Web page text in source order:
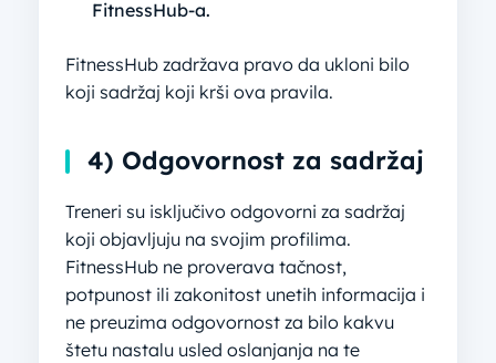
FitnessHub-a.
FitnessHub zadržava pravo da ukloni bilo
koji sadržaj koji krši ova pravila.
4) Odgovornost za sadržaj
Treneri su isključivo odgovorni za sadržaj
koji objavljuju na svojim profilima.
FitnessHub ne proverava tačnost,
potpunost ili zakonitost unetih informacija i
ne preuzima odgovornost za bilo kakvu
štetu nastalu usled oslanjanja na te